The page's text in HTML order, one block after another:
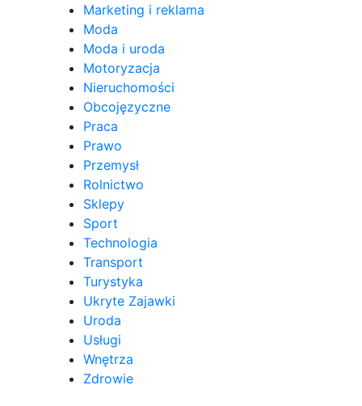
Marketing i reklama
Moda
Moda i uroda
Motoryzacja
Nieruchomości
Obcojęzyczne
Praca
Prawo
Przemysł
Rolnictwo
Sklepy
Sport
Technologia
Transport
Turystyka
Ukryte Zajawki
Uroda
Usługi
Wnętrza
Zdrowie